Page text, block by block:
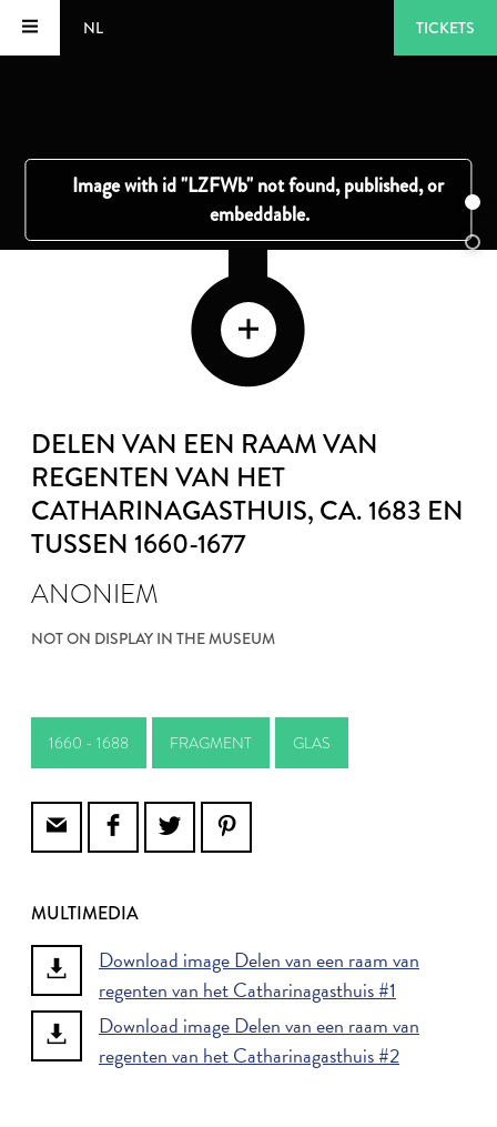
NL TICKETS
DELEN VAN EEN RAAM VAN
REGENTEN VAN HET
CATHARINAGASTHUIS, CA. 1683 EN
TUSSEN 1660-1677
ANONIEM
NOT ON DISPLAY IN THE MUSEUM
1660 - 1688 FRAGMENT GLAS
MULTIMEDIA
Download image Delen van een raam van
regenten van het Catharinagasthuis #1
Download image Delen van een raam van
regenten van het Catharinagasthuis #2